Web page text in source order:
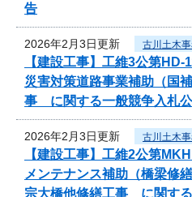
告
2026年2月3日更新 古川土木
【建設工事】工維3公第
災害対策道路事業補助（国
事 に関する一般競争入札
2026年2月3日更新 古川土木
【建設工事】工維2公第
メンテナンス補助（橋梁修
宗大橋他修繕工事 に関す